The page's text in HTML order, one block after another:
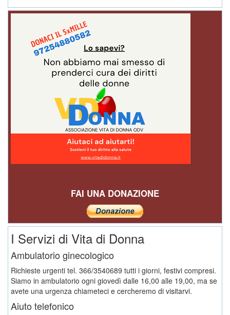
FAI UNA DONAZIONE
I Servizi di Vita di Donna
Ambulatorio ginecologico
Richieste urgenti tel. 366/3540689 tutti i giorni, festivi compresi.
Siamo in ambulatorio ogni giovedì dalle 16,00 alle 19,00, ma se
avete una urgenza chiameteci e cercheremo di visitarvi.
Aiuto telefonico